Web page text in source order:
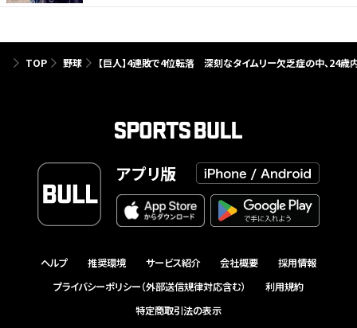
TOP 野球 【巨人】4連敗で4位転落 深刻なタイムリー欠乏症の中、24歳
アプリ版
ヘルプ 推奨環境 サービス紹介 会社概要
採用情報
プライバシーポリシー（外部送信規律対応含む）
利用規約
特定商取引法の表示